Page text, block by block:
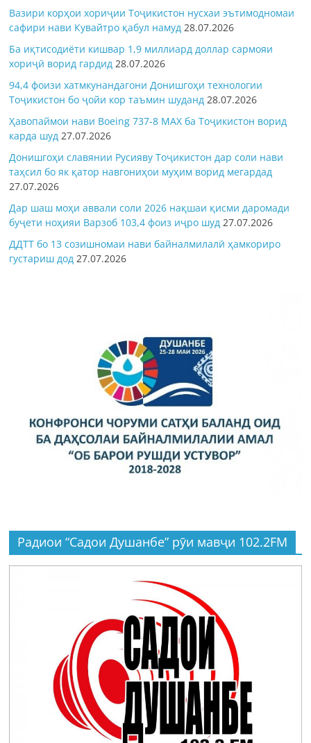
Вазири корҳои хориҷии Тоҷикистон нусхаи эътимодномаи
сафири нави Кувайтро қабул намуд 28.07.2026
Ба иқтисодиёти кишвар 1,9 миллиард доллар сармояи
хориҷӣ ворид гардид 28.07.2026
94,4 фоизи хатмкунандагони Донишгоҳи технологии
Тоҷикистон бо ҷойи кор таъмин шуданд 28.07.2026
Ҳавопаймои нави Boeing 737-8 MAX ба Тоҷикистон ворид
карда шуд 27.07.2026
Донишгоҳи славянии Русияву Тоҷикистон дар соли нави
таҳсил бо як қатор навгониҳои муҳим ворид мегардад
27.07.2026
Дар шаш моҳи аввали соли 2026 нақшаи қисми даромади
буҷети ноҳияи Варзоб 103,4 фоиз иҷро шуд 27.07.2026
ДДТТ бо 13 созишномаи нави байналмилалӣ ҳамкориро
густариш дод 27.07.2026
Радиои “Садои Душанбе” рӯи мавҷи 102.2FM